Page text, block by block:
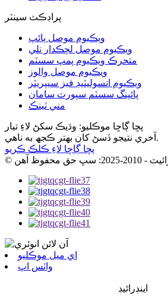
پراڊڪٽ سينٽر
ويڪيوم موصل پائپ
ويڪيوم موصل لچڪدار نلي
متحرڪ ويڪيوم پمپ سسٽم
ويڪيوم موصل والوز
ويڪيوم انسوليٽيڊ فيز سيپريٽر
پائپنگ سسٽم سپورٽ سامان
مني ٽينڪ
پڇا ڳاڇا موڪليو: وڌيڪ سکڻ لاءِ تيار
آخري نتيجو ڏسڻ کان بهتر ڪجھ به ناهي.
پڇا ڳاڇا لاءِ ڪلڪ ڪريو
اي ميل موڪليو
واٽس اپ
اينڊرائيڊ